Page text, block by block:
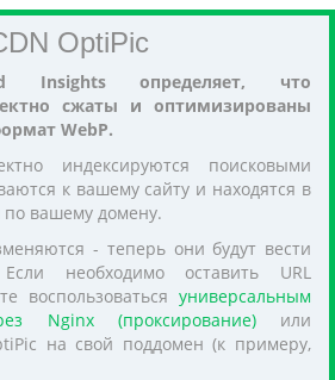
OptiPic
Insights определяет, что
сжаты и оптимизированы
WebP.
индексируются поисковыми
к вашему сайту и находятся в
по вашему домену.
- теперь они будут вести
необходимо оставить URL
воспользоваться универсальным
Nginx (проксирование)или
на свой поддомен (к примеру,